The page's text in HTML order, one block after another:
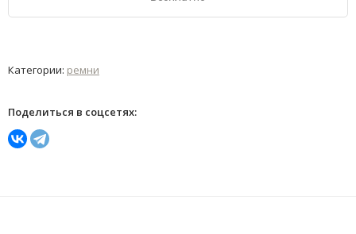
Категории: ремни
Поделиться в соцсетях: